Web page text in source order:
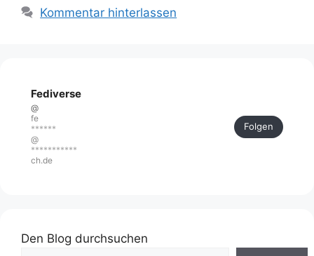
Kommentar hinterlassen
Fediverse
@
fe
******
@
***********
ch.de
Folgen
Den Blog durchsuchen